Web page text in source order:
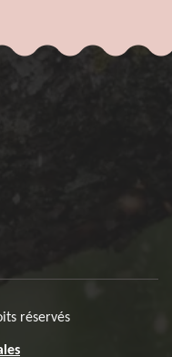
réservés